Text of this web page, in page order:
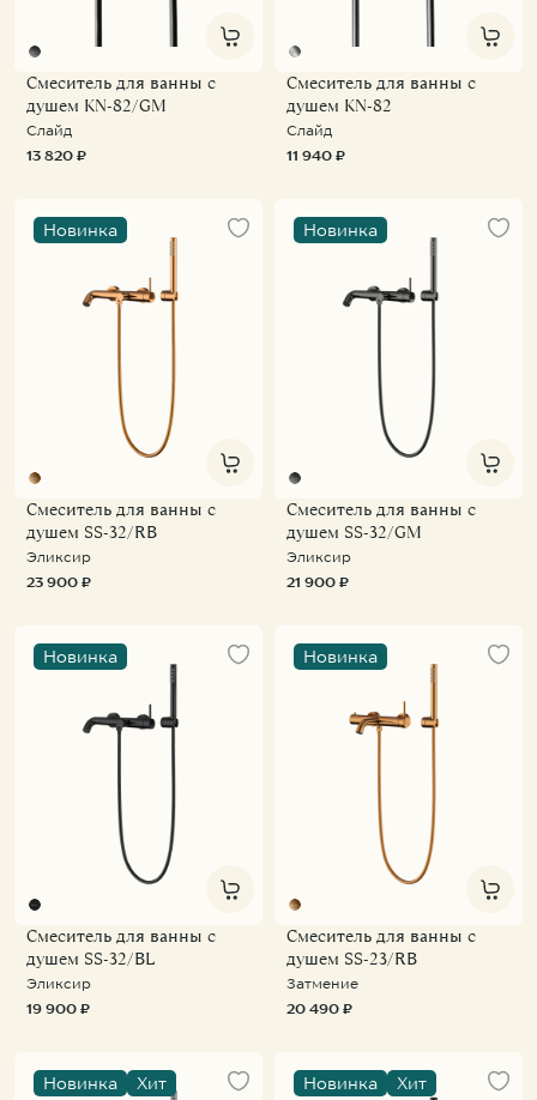
KNOTLOR
15 500 ₽
KNOTLOR
Смеситель для ванны с
душем KN-82/GM
Слайд
13 820 ₽
Смеситель для ванны с
душем KN-82
Слайд
11 940 ₽
Новинка
Смеситель для ванны с
душем SS-32/RB
Эликсир
23 900 ₽
Новинка
Смеситель для ванны с
душем SS-32/GM
Эликсир
21 900 ₽
Новинка
Смеситель для ванны с
душем SS-32/BL
Эликсир
19 900 ₽
Новинка
Смеситель для ванны с
душем SS-23/RB
Затмение
20 490 ₽
Новинка Хит Новинка Хит